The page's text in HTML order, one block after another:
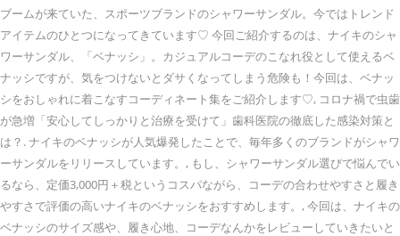
ブームが来ていた、スポーツブランドのシャワーサンダル。今ではトレンド
アイテムのひとつになってきています♡ 今回ご紹介するのは、ナイキのシャ
ワーサンダル、「ベナッシ」。カジュアルコーデのこなれ役として使えるベ
ナッシですが、気をつけないとダサくなってしまう危険も！今回は、ベナッ
シをおしゃれに着こなすコーディネート集をご紹介します♡, コロナ禍で虫歯
が急増「安心してしっかりと治療を受けて」歯科医院の徹底した感染対策と
は？. ナイキのベナッシが人気爆発したことで、毎年多くのブランドがシャワ
ーサンダルをリリースしています。, もし、シャワーサンダル選びで悩んでい
るなら、定価3,000円＋税というコスパながら、コーデの合わせやすさと履き
やすさで評価の高いナイキのベナッシをおすすめします。, 今回は、ナイキの
ベナッシのサイズ感や、履き心地、コーデなんかをレビューしていきたいと